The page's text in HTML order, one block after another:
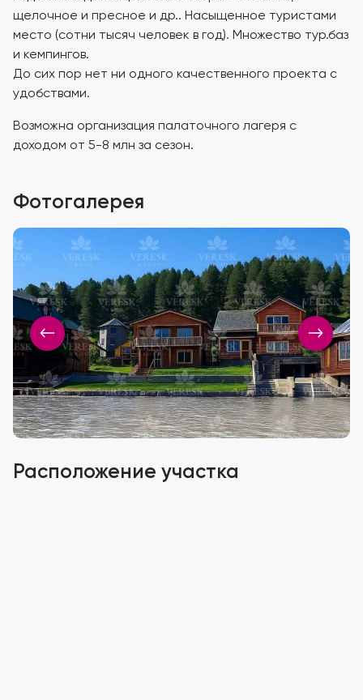
щелочное и пресное и др.. Насыщенное туристами
место (сотни тысяч человек в год). Множество тур.баз
и кемпингов.
До сих пор нет ни одного качественного проекта с
удобствами.
Возможна организация палаточного лагеря с
доходом от 5-8 млн за сезон.
Фотогалерея
Расположение участка